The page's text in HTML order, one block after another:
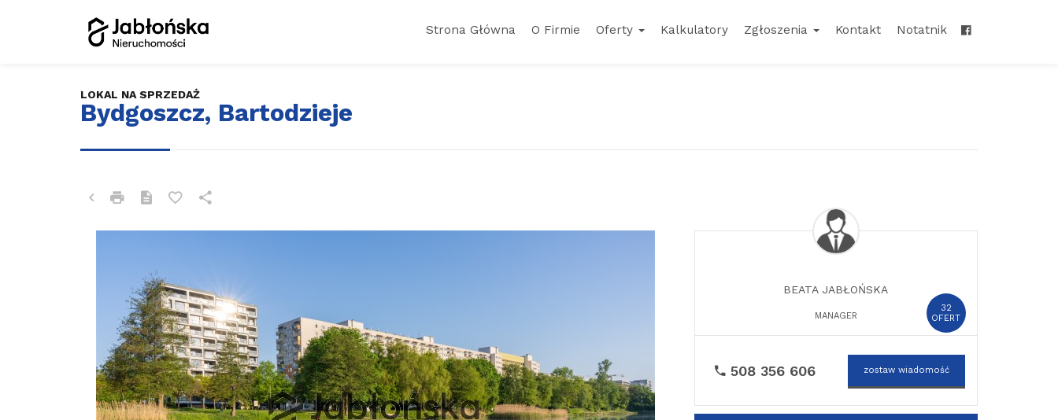
Strona Główna O Firmie Oferty Kalkulatory Zgłoszenia Kontakt Notatnik
Bydgoszcz, Bartodzieje
LOKAL NA SPRZEDAŻ
32
OFERT
BEATA JABŁOŃSKA
MANAGER
508 356 606 zostaw wiadomość